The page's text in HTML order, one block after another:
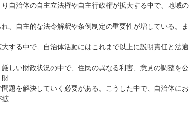
自治体の自主立法権や自主行政権が拡大する中で、地域
、自主的な法令解釈や条例制定の重要性が増している。
する中で、自治体活動にはこれまで以上に説明責任と法
しい財政状況の中で、住民の異なる利害、意見の調整を
財
題を解決していく必要がある。こうした中で、自治体に
拡